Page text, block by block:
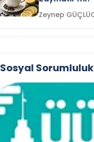
Zeynep
Sosyal